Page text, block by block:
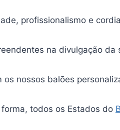
profissionalismo e
na divulgação da
os nossos balões
todos os Estados do